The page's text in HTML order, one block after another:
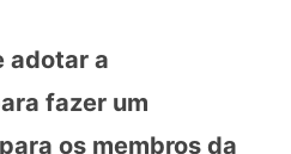
adotar a
fazer um
os membros da